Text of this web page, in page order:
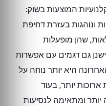
המוצעות בשוק:
ונוהגות בעזרת דחיפת
שהן מופעלות
גם דגמים עם אפשרות
היא יותר נוחה על
יותר, בעוד
ומתאימה לנסיעות